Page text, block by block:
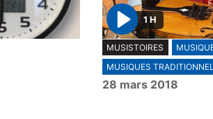
P
l
a
y
1 H
MUSISTOIRES
MUSIQUES
28 mars 2018